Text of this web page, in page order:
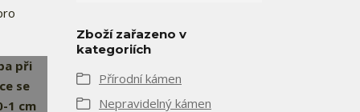
při
se
1 cm
Zboží zařazeno v
kategoriích
Přírodní kámen
Nepravidelný kámen